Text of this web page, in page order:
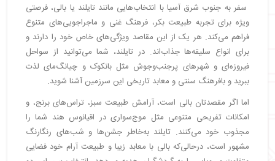
・ مقایسه سواحل تایلند و بالی: کدام یک مناسب‌تر
است؟
・ جاذبه‌های دیدنی تایلند و بالی: انتخاب مناسب برای
شما کدام است؟
・تایلند مدرن یا بالی سنتی؛ کدام یک برای سفر مناسب‌تر
است؟
・
مقایسه هزینه‌های سفر به تایلند و بالی؛ کدام
مقرون‌به‌صرفه‌تر است؟
・
مقایسه طعم و تنوع غذاها در تایلند و بالی
・ مقایسه غذاهای معروف تایلند و بالی
・تفریحات متنوع در تایلند و بالی
سفر به جنوب شرق آسیا با انتخاب‌هایی مانند تایلند یا بالی، فرصتی
ویژه برای تجربه طبیعت بکر، فرهنگ غنی و ماجراجویی‌های متنوع
فراهم می‌کند. هر یک از این مقاصد ویژگی‌های خاص خود را دارند و
برای انواع سلیقه‌ها جذاب‌اند. در تایلند، شما می‌توانید از سواحل
فیروزه‌ای و شهرهای پرجنب‌وجوش مثل بانکوک و چیانگ‌مای لذت
ببرید و بافرهنگ سنتی و معابد تاریخی این سرزمین آشنا شوید.
اما اگر مقصدتان بالی است، آرامش طبیعت سبز، تراس‌های برنج، و
امکانات تفریحی متنوعی مثل موج‌سواری در اقیانوس هند شما را
مجذوب خود می‌کنند. تایلند به‌خاطر جشن‌ها و شب‌های رنگارنگ
مشهور است، درحالی‌که بالی با معابد زیبا و طبیعت آرام خود فضایی